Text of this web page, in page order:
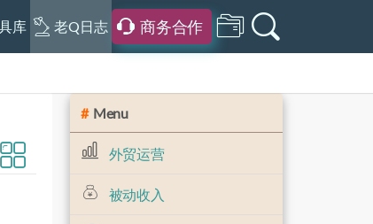
库 老Q日志 商务合作
Menu
外贸运营
被动收入